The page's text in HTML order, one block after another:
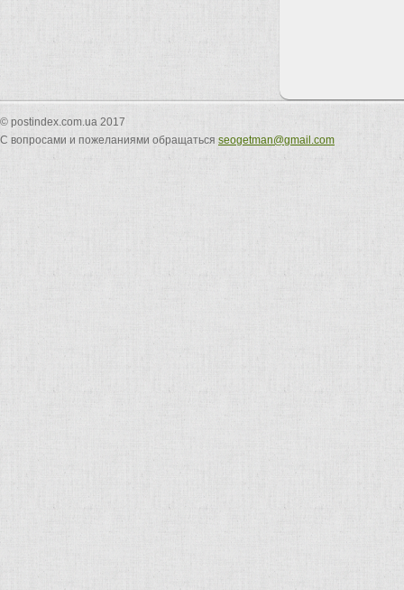
© postindex.com.ua 2017
С вопросами и пожеланиями обращаться seogetman@gmail.com